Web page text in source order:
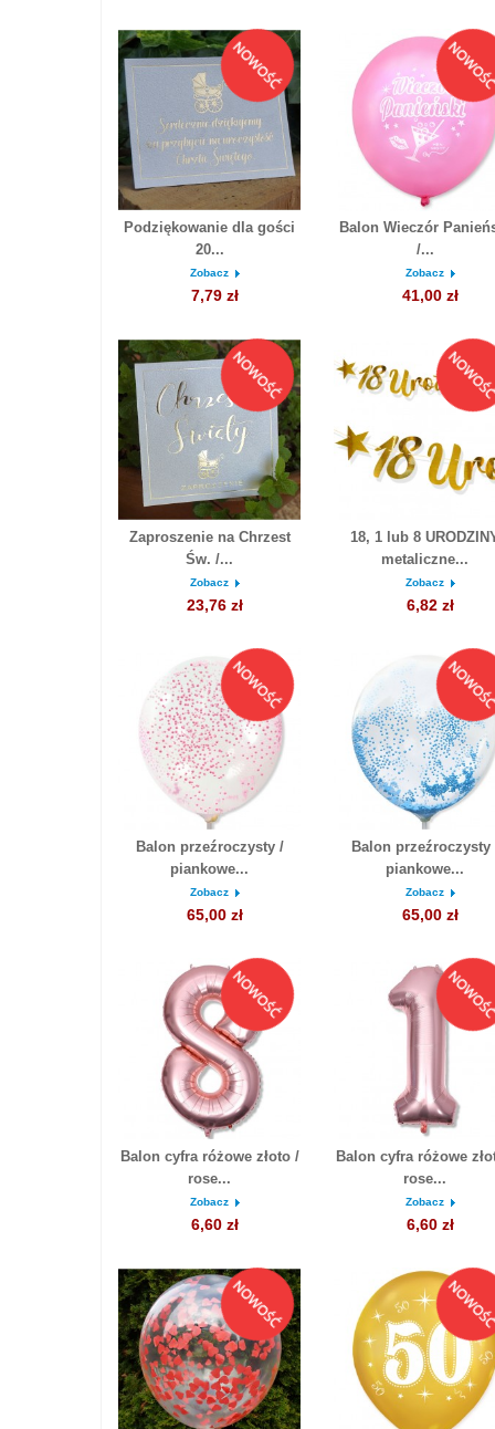
Podziękowanie dla gości
20...
Zobacz
7,79 zł
Balon Wieczór
/...
Zobacz
41,00 zł
Zaproszenie na Chrzest
Św. /...
Zobacz
23,76 zł
18, 1 lub 8
metaliczne...
Zobacz
6,82 zł
Balon przeźroczysty /
piankowe...
Zobacz
65,00 zł
Balon przeźroczysty
piankowe...
Zobacz
65,00 zł
Balon cyfra różowe złoto /
rose...
Zobacz
6,60 zł
Balon cyfra różowe
rose...
Zobacz
6,60 zł